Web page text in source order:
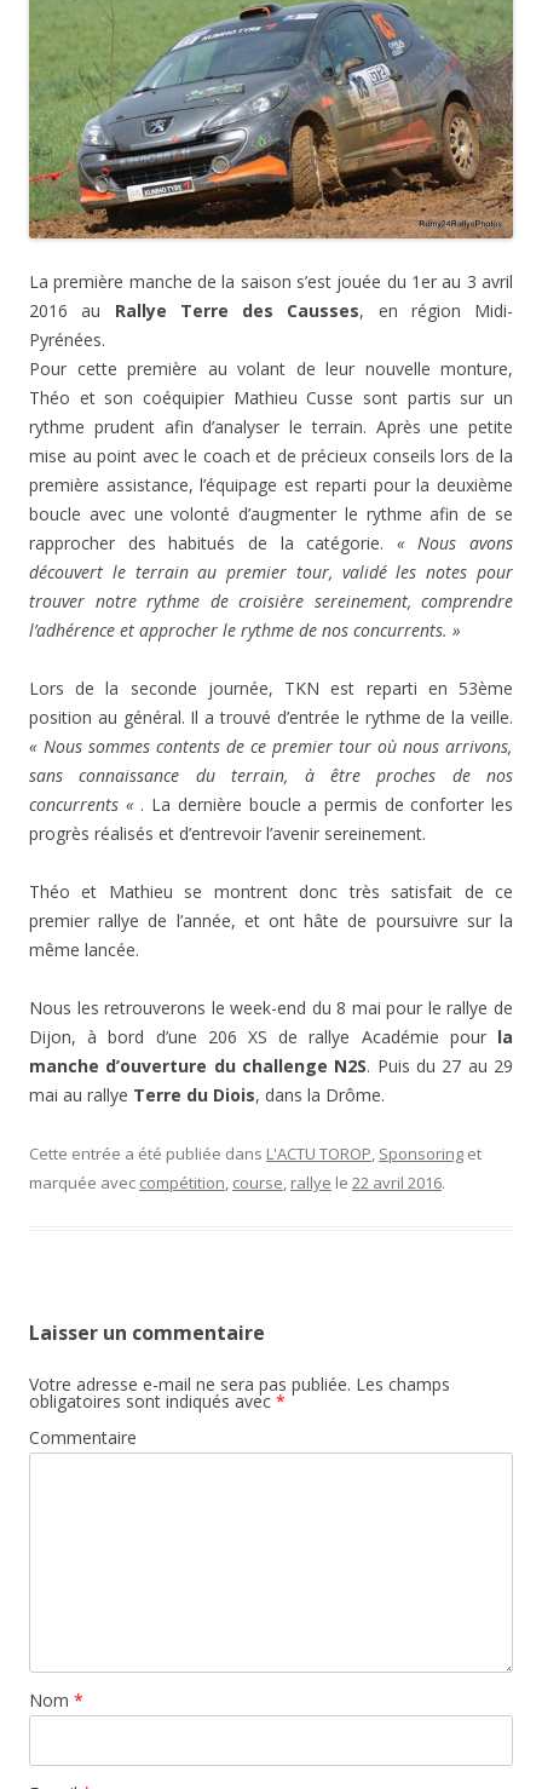
La première manche de la saison s’est jouée du 1er au 3 avril
2016 au Rallye Terre des Causses, en région Midi-
Pyrénées.
Pour cette première au volant de leur nouvelle monture,
Théo et son coéquipier Mathieu Cusse sont partis sur un
rythme prudent afin d’analyser le terrain. Après une petite
mise au point avec le coach et de précieux conseils lors de la
première assistance, l’équipage est reparti pour la deuxième
boucle avec une volonté d’augmenter le rythme afin de se
rapprocher des habitués de la catégorie. « Nous avons
découvert le terrain au premier tour, validé les notes pour
trouver notre rythme de croisière sereinement, comprendre
l’adhérence et approcher le rythme de nos concurrents. »
Lors de la seconde journée, TKN est reparti en 53ème
position au général. Il a trouvé d’entrée le rythme de la veille.
« Nous sommes contents de ce premier tour où nous arrivons,
sans connaissance du terrain, à être proches de nos
concurrents « . La dernière boucle a permis de conforter les
progrès réalisés et d’entrevoir l’avenir sereinement.
Théo et Mathieu se montrent donc très satisfait de ce
premier rallye de l’année, et ont hâte de poursuivre sur la
même lancée.
Nous les retrouverons le week-end du 8 mai pour le rallye de
Dijon, à bord d’une 206 XS de rallye Académie pourla
manche d’ouverture du challenge N2S. Puis du 27 au 29
mai au rallye Terre du Diois, dans la Drôme.
Cette entrée a été publiée dans L'ACTU TOROP, Sponsoring et
marquée avec compétition, course, rallye le 22 avril 2016.
Laisser un commentaire
Votre adresse e-mail ne sera pas publiée. Les champs
obligatoires sont indiqués avec *
Commentaire
Nom *